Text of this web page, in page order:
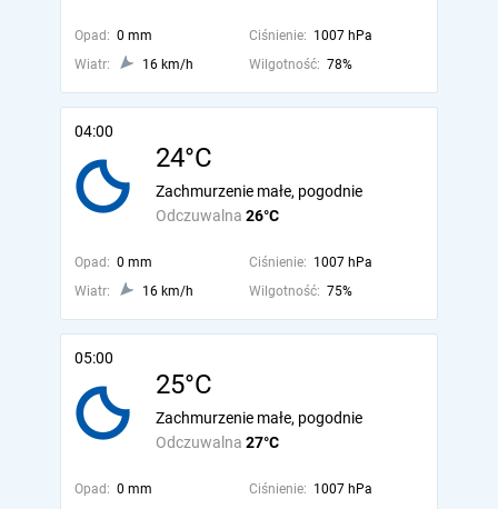
Opad: 0 mm Ciśnienie: 1007 hPa
Wiatr:
16 km/h Wilgotność: 78%
04:00
24°C
Odczuwalna 26°C
Zachmurzenie małe, pogodnie
Opad: 0 mm Ciśnienie: 1007 hPa
Wiatr:
16 km/h Wilgotność: 75%
05:00
25°C
Odczuwalna 27°C
Zachmurzenie małe, pogodnie
Opad: 0 mm Ciśnienie: 1007 hPa